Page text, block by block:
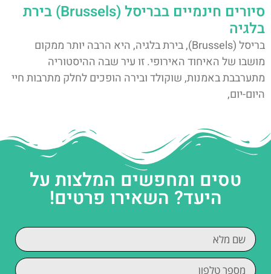
סיורים חינמיים בבריסל (Brussels) בירת
בלגיה
בריסל (Brussels), בירת בלגיה, היא הרבה יותר ממקום
מושבו של האיחוד האירופי. זו עיר שבה ההיסטוריה
מתערבבת באמנות, שוקולד ובירה הופכים לחלק מתרבות חיי
היום-יום,
טסים ומחפשים המלצות על
היעד? השאירו פרטים!